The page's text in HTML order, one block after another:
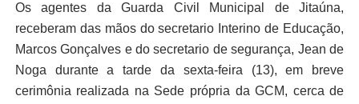
Os agentes da Guarda Civil Municipal de Jitaúna,
receberam das mãos do secretario Interino de Educação,
Marcos Gonçalves e do secretario de segurança, Jean de
Noga durante a tarde da sexta-feira (13), em breve
cerimônia realizada na Sede própria da GCM, cerca de